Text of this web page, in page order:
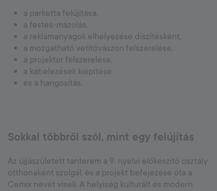
a parketta felújítása,
a festés-mázolás,
a reklámanyagok elhelyezése díszítésként,
a mozgatható vetítővászon felszerelése,
a projektor felszerelése,
a kábelezések kiépítése
és a hangosítás.
Sokkal többről szól, mint egy felújítás
Az újjászületett tanterem a 9. nyelvi előkészítő osztály
otthonaként szolgál, és a projekt befejezése óta a
Cemix nevét viseli. A helyiség kulturált és modern